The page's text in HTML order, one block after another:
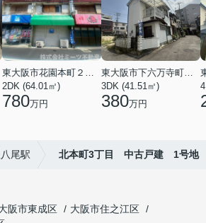
東大阪市花園本町２丁目
2DK (64.01㎡)
780万円
東大阪市下六万寺町２丁目
3DK (41.51㎡)
380万円
尾駅 北本町3丁目 中古戸建 1号地
阪市東成区
大阪市住之江区